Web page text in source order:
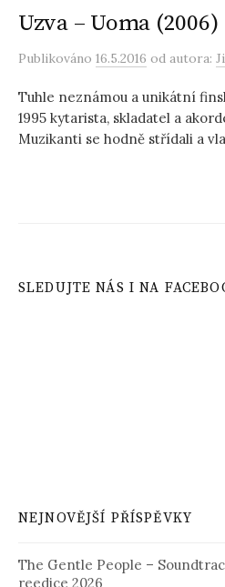
Uzva – Uoma (2006)
Publikováno 16.5.2016 od autora:
Tuhle neznámou a unikátní
1995 kytarista, skladatel a
Muzikanti se hodně střídali a
SLEDUJTE NÁS I NA
NEJNOVĚJŠÍ PŘÍSPĚVKY
The Gentle People –
reedice 2026